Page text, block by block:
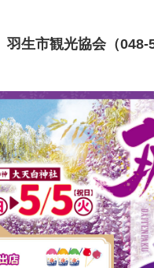
羽生市観光協会（048-